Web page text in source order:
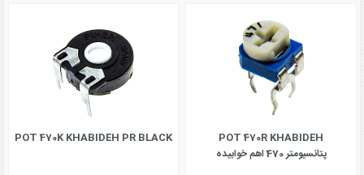
POT 470R KHABIDEH
پتانسیومتر 470 اهم خوابیده
POT 470K KHABIDEH PR BLACK